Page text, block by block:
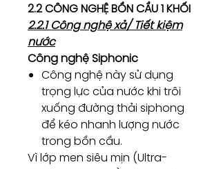
2.2 CÔNG NGHỆ BỒN CẦU 1 KHỐI
2.2.1 Công nghệ xả/ Tiết kiệm
nước
Công nghệ Siphonic
Công nghệ này sử dụng
trọng lực của nước khi trôi
xuống đường thải siphong
để kéo nhanh lượng nước
trong bồn cầu.
Vì lớp men siêu mịn (Ultra-